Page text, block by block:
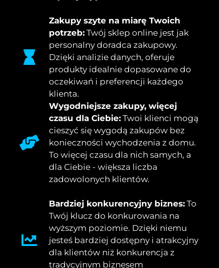
Zakupy szyte na miarę Twoich
potrzeb: Twój sklep online jest jak
personalny doradca zakupowy.
Dzięki analizie danych, oferuje
produkty idealnie dopasowane do
oczekiwań i preferencji każdego
klienta.
Wygodniejsze zakupy, więcej
czasu dla Ciebie: Twoi klienci mogą
cieszyć się wygodą zakupów bez
konieczności wychodzenia z domu.
To więcej czasu dla nich samych, a
dla Ciebie - większa liczba
zadowolonych klientów.
Bardziej konkurencyjny biznes: To
Twój klucz do konkurowania na
wyższym poziomie. Dzięki niemu
jesteś bardziej dostępny i atrakcyjny
dla klientów niż konkurencja z
tradycyjnym biznesem